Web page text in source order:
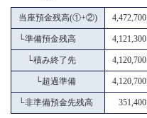
当座預金残高(①+②) 4,472,700
└準備預金残高 4,121,300
└積み終了先 4,120,700
└超過準備 4,120,700
└非準備預金先残高 351,400